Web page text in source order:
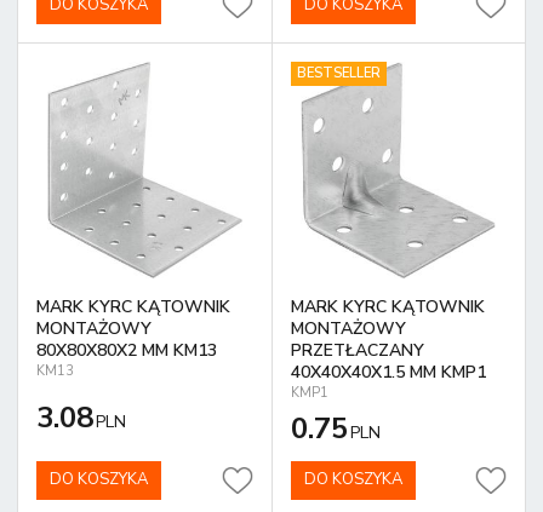
MARK KYRC KĄTOWNIK
MONTAŻOWY
80X80X80X2 MM KM13
KM13
3.08PLN
DO KOSZYKA
BESTSELLER
MARK KYRC KĄTOWNIK
MONTAŻOWY
PRZETŁACZANY
40X40X40X1.5 MM KMP1
KMP1
0.75PLN
DO KOSZYKA